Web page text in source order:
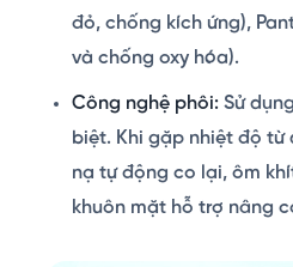
đỏ, chống kích ứng),
và chống oxy hóa).
Công nghệ phôi:Sử dụng
biệt. Khi gặp nhiệt độ
nạ tự động co lại, ôm
khuôn mặt hỗ trợ nâng